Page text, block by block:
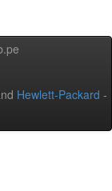
Hewlett-Packard -